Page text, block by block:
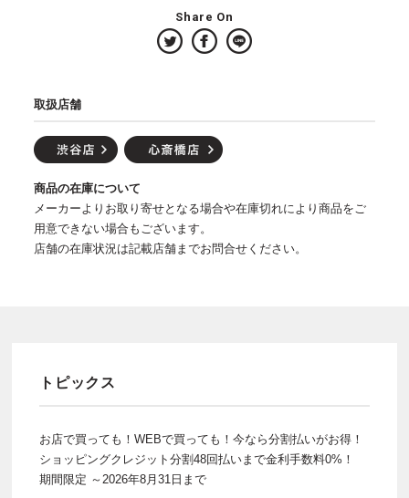
Share On
取扱店舗
商品の在庫について
メーカーよりお取り寄せとなる場合や在庫切れにより商品をご
用意できない場合もございます。
店舗の在庫状況は記載店舗までお問合せください。
トピックス
お店で買っても！WEBで買っても！今なら分割払いがお得！
ショッピングクレジット分割48回払いまで金利手数料0%！
期間限定 ～2026年8月31日まで